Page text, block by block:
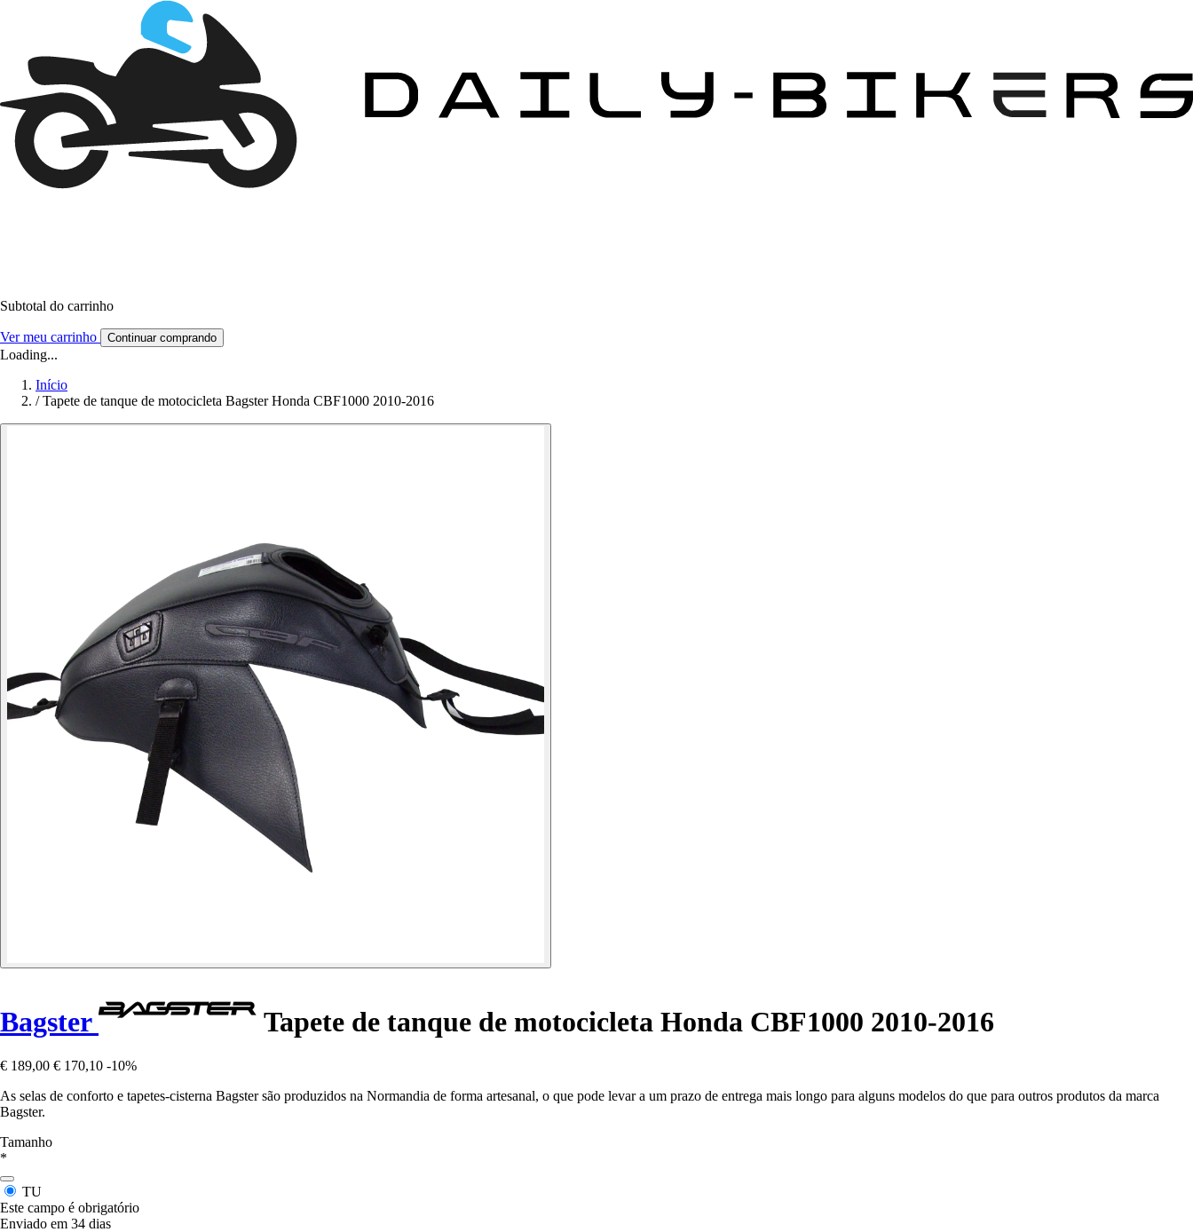
Subtotal do carrinho
Ver meu carrinho Continuar comprando
Loading...
Início
/ Tapete de tanque de motocicleta Bagster Honda CBF1000 2010-2016
Bagster Tapete de tanque de motocicleta Honda CBF1000 2010-2016
€ 189,00 € 170,10 -10%
As selas de conforto e tapetes-cisterna Bagster são produzidos na Normandia de forma artesanal, o que pode levar a um prazo de entrega mais longo para alguns modelos do que para outros produtos da marca
Bagster.
Tamanho
*
TU
Este campo é obrigatório
Enviado em 34 dias